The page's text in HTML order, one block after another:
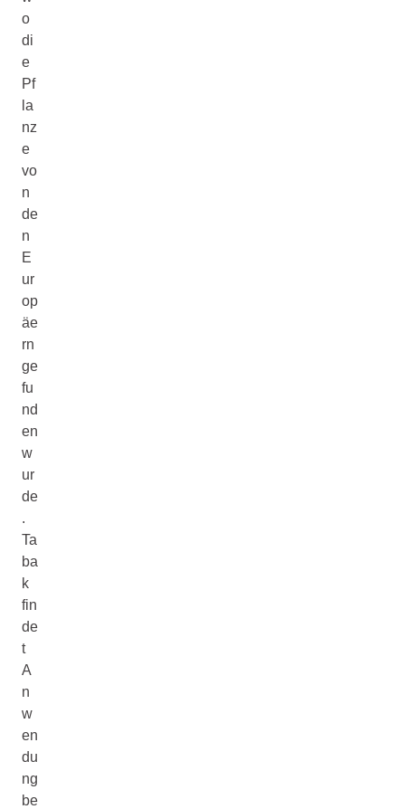
o
di
e
Pf
la
nz
e
vo
n
de
n
E
ur
op
äe
rn
ge
fu
nd
en
w
ur
de
.
Ta
ba
k
fin
de
t
A
n
w
en
du
ng
be